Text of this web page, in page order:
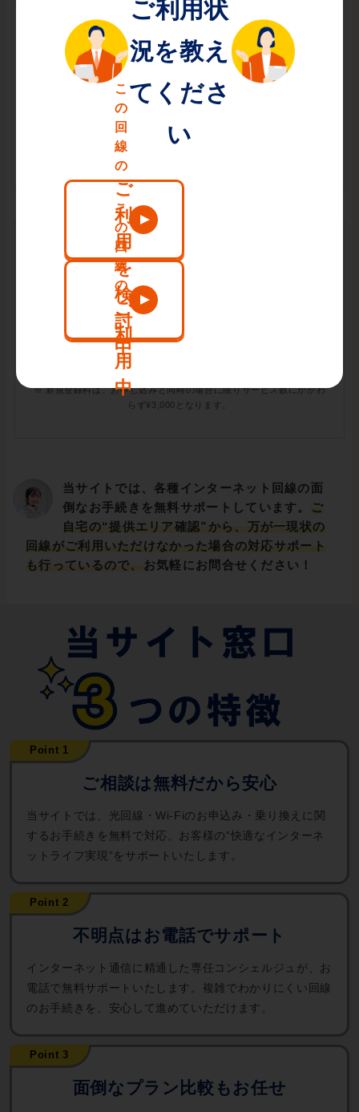
高性能ルーターを
月額¥550で使える！
ルーター機能が付いた最新の通信機器をお安くご利用可
月額料金
税込 ¥3,740〜
プラン毎の月額料金はこちら
※ 新規登録料は、お申し込みと同時の場合に限りサービス数にかかわ
らず¥3,000となります。
当サイトでは、各種インターネット回線の面
倒なお手続きを無料サポートしています。
ご
自宅の“提供エリア確認”から、万が一現状の
回線がご利用いただけなかった場合の対応サポート
も行っているので、
お気軽にお問合せください！
ご相談は無料だから安心
当サイトでは、光回線・Wi-Fiのお申込み・乗り換えに関
するお手続きを無料で対応。お客様の“快適なインターネ
ットライフ実現”をサポートいたします。
不明点はお電話でサポート
インターネット通信に精通した専任コンシェルジュが、お
電話で無料サポートいたします。複雑でわかりにくい回線
のお手続きを、安心して進めていただけます。
面倒なプラン比較もお任せ